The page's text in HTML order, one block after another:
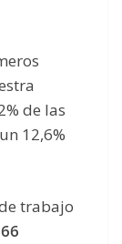
de las
12,6%
trabajo